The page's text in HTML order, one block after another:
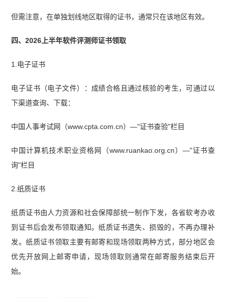
但需注意，在单独划线地区取得的证书，通常只在该地区有效。
四、2026上半年软件评测师证书领取
1.电子证书
电子证书（电子文件）：成绩合格且通过核验的考生，可通过以
下渠道查询、下载：
中国人事考试网（www.cpta.com.cn）—"证书查验"栏目
中国计算机技术职业资格网（www.ruankao.org.cn）—"证书查
询"栏目
2.纸质证书
纸质证书由人力资源和社会保障部统一制作下发，各省软考办收
到证书后会发布领取通知。纸质证书遗失、损毁的，不再办理补
发。纸质证书领取主要有邮寄和现场领取两种方式，部分地区会
优先开放网上邮寄申请，现场领取则通常在邮寄服务结束后开
始。